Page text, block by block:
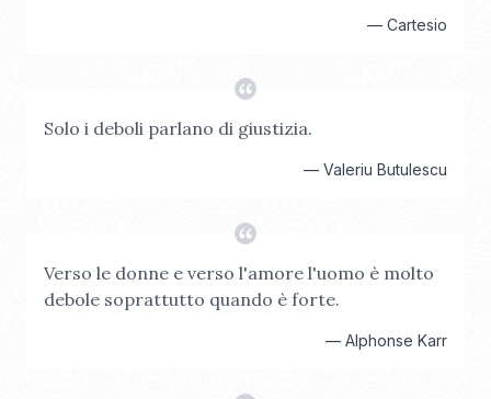
— Cartesio
Solo i deboli parlano di giustizia.
— Valeriu Butulescu
Verso le donne e verso l'amore l'uomo è molto
debole soprattutto quando è forte.
— Alphonse Karr